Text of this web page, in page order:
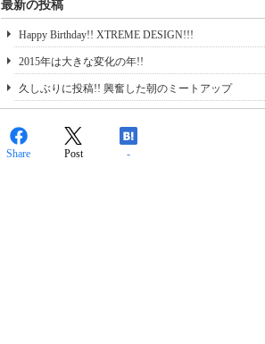
最新の投稿
Happy Birthday!! XTREME DESIGN!!!
2015年は大きな変化の年!!
久しぶりに投稿!! 興奮した朝のミートアップ
Share Post -